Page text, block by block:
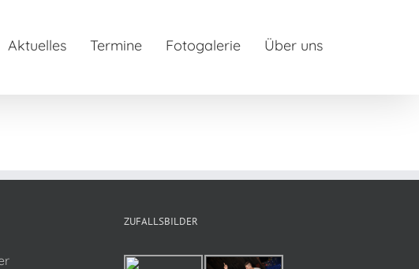
Aktuelles Termine Fotogalerie Über uns
ZUFALLSBILDER